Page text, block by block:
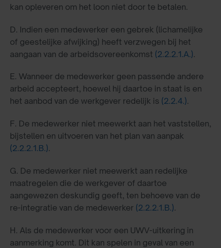
kan opleveren om het loon niet door te betalen.
D. Indien een medewerker een gebrek (lichamelijke
of geestelijke afwijking) heeft verzwegen bij het
aangaan van de arbeidsovereenkomst (2.2.2.1.A.).
E. Wanneer de medewerker geen passende andere
arbeid accepteert, hoewel hij daartoe in staat is en
het aanbod van de werkgever redelijk is (2.2.4.).
F. De medewerker niet meewerkt aan het vaststellen,
bijstellen en uitvoeren van het plan van aanpak
(2.2.2.1.B.).
G. De medewerker niet meewerkt aan redelijke
maatregelen die de werkgever of daartoe
aangewezen deskundig geeft, ten behoeve van de
re-integratie van de medewerker (2.2.2.1.B.).
H. Als de medewerker voor een UWV-uitkering in
aanmerking komt. Dit kan spelen in geval van een